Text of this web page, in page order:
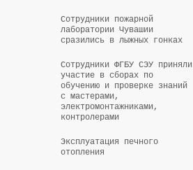
Сотрудники пожарной
лаборатории Чувашии
сразились в лыжных гонках
Сотрудники ФГБУ СЭУ приняли
участие в сборах по
обучению и проверке знаний
с мастерами,
электромонтажниками,
контролерами
Эксплуатация печного
отопления